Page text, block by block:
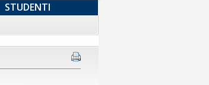
STUDENTI